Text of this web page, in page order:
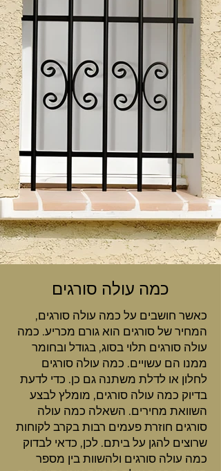
כמה עולה סורגים
כאשר חושבים על כמה עולה סורגים,
המחיר של סורגים הוא גורם מכריע. כמה
עולה סורגים תלוי בסוג, בגודל ובחומר
ממנו הם עשויים. כמה עולה סורגים
לחלון או לדלת משתנה גם כן. כדי לדעת
בדיוק כמה עולה סורגים, מומלץ לבצע
השוואת מחירים. השאלה כמה עולה
סורגים חוזרת פעמים רבות בקרב לקוחות
שרוצים להגן על ביתם. לכן, כדאי לבדוק
כמה עולה סורגים ולהשוות בין מספר